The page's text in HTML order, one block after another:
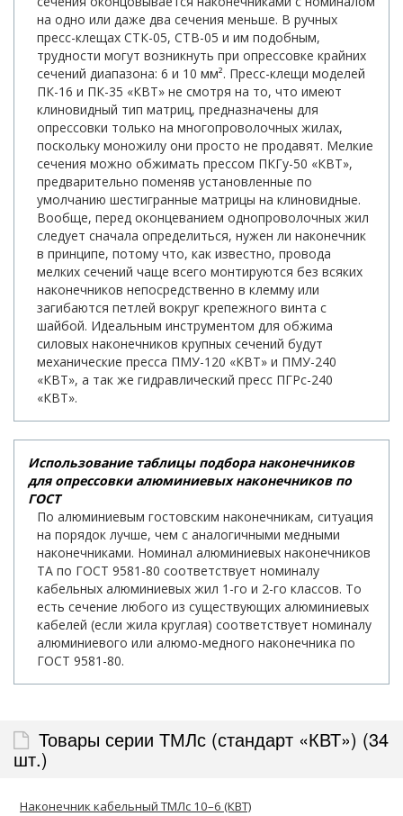
на одно или даже два сечения меньше. В ручных
пресс-клещах СТК-05, СТВ-05 и им подобным,
трудности могут возникнуть при опрессовке крайних
сечений диапазона: 6 и 10 мм². Пресс-клещи моделей
ПК-16 и ПК-35 «КВТ» не смотря на то, что имеют
клиновидный тип матриц, предназначены для
опрессовки только на многопроволочных жилах,
поскольку моножилу они просто не продавят. Мелкие
сечения можно обжимать прессом ПКГу-50 «КВТ»,
предварительно поменяв установленные по
умолчанию шестигранные матрицы на клиновидные.
Вообще, перед оконцеванием однопроволочных жил
следует сначала определиться, нужен ли наконечник
в принципе, потому что, как известно, провода
мелких сечений чаще всего монтируются без всяких
наконечников непосредственно в клемму или
загибаются петлей вокруг крепежного винта с
шайбой. Идеальным инструментом для обжима
силовых наконечников крупных сечений будут
механические пресса ПМУ-120 «КВТ» и ПМУ-240
«КВТ», а так же гидравлический пресс ПГРс-240
«КВТ».
Использование таблицы подбора наконечников
для опрессовки алюминиевых наконечников по
ГОСТ
По алюминиевым гостовским наконечникам, ситуация
на порядок лучше, чем с аналогичными медными
наконечниками. Номинал алюминиевых наконечников
ТА по ГОСТ 9581-80 соответствует номиналу
кабельных алюминиевых жил 1-го и 2-го классов. То
есть сечение любого из существующих алюминиевых
кабелей (если жила круглая) соответствует номиналу
алюминиевого или алюмо-медного наконечника по
ГОСТ 9581-80.
Товары серии ТМЛс (стандарт «КВТ») (34
шт.)
Наконечник кабельный ТМЛс 10–6 (КВТ)